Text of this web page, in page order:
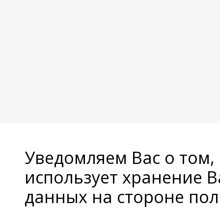
Уведомляем Вас о
использует хранение
данных на стороне